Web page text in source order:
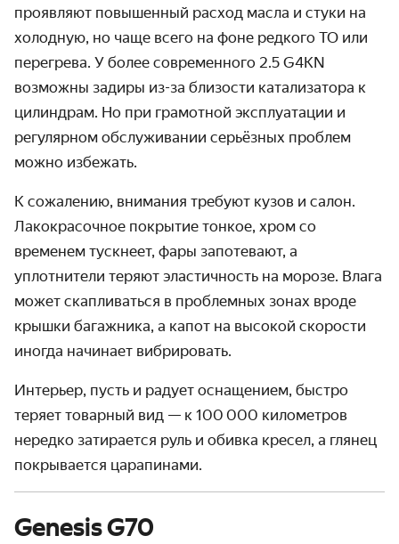
проявляют повышенный расход масла и стуки на
холодную, но чаще всего на фоне редкого ТО или
перегрева. У более современного 2.5 G4KN
возможны задиры из-за близости катализатора к
цилиндрам. Но при грамотной эксплуатации и
регулярном обслуживании серьёзных проблем
можно избежать.
К сожалению, внимания требуют кузов и салон.
Лакокрасочное покрытие тонкое, хром со
временем тускнеет, фары запотевают, а
уплотнители теряют эластичность на морозе. Влага
может скапливаться в проблемных зонах вроде
крышки багажника, а капот на высокой скорости
иногда начинает вибрировать.
Интерьер, пусть и радует оснащением, быстро
теряет товарный вид — к 100 000 километров
нередко затирается руль и обивка кресел, а глянец
покрывается царапинами.
Genesis G70